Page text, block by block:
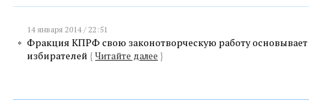
14 января 2014 / 22:51
Фракция КПРФ свою законотворческую работу основывает
избирателей { Читайте далее }